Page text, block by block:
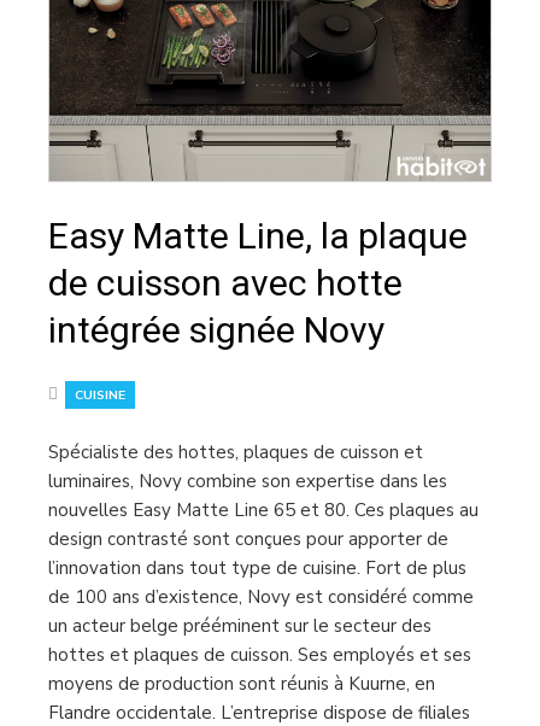
Easy Matte Line, la plaque
de cuisson avec hotte
intégrée signée Novy
CUISINE
Spécialiste des hottes, plaques de cuisson et
luminaires, Novy combine son expertise dans les
nouvelles Easy Matte Line 65 et 80. Ces plaques au
design contrasté sont conçues pour apporter de
l’innovation dans tout type de cuisine. Fort de plus
de 100 ans d’existence, Novy est considéré comme
un acteur belge prééminent sur le secteur des
hottes et plaques de cuisson. Ses employés et ses
moyens de production sont réunis à Kuurne, en
Flandre occidentale. L’entreprise dispose de filiales